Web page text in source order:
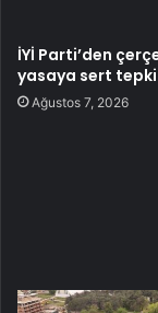
İYİ Parti’den
yasaya sert tepki
Ağustos 7, 2026